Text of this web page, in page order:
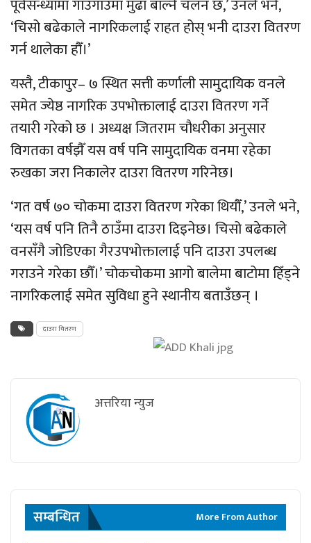
पूर्वसन्ध्यामा गाउँगाउँमा मुढा बाल्ने चलन छ,’ उनले भने‍,
‘चिसो बढेकाले नागरिकलाई राहत होस् भनी दाउरा वितरण
गर्न थालेका हौँ।’
यस्तै, टीकापुर– ७ स्थित सत्ती कर्णाली सामुदायिक वनले
समेत ज्येष्ठ नागरिक उपभोक्तालाई दाउरा वितरण गर्ने
तयारी गरेको छ । अध्यक्ष जितराम चौधरीका अनुसार
विगतका वर्षझैँ यस वर्ष पनि सामुदायिक वनमा रहेका
रुखका जरा निकालेर दाउरा वितरण गरिनेछ।
‘गत वर्ष ७० चोकमा दाउरा वितरण गरेका थियौँ,’ उनले भने,
‘यस वर्ष पनि तिनै ठाउँमा दाउरा दिइनेछ। चिसो बढेकाले
वनसँगै जोडिएका गैरउपभोक्तालाई पनि दाउरा उपलब्ध
गराउने गरेका छौँ।’ चोकचोकमा आगो बालेमा बाटोमा हिँड्ने
नागरिकलाई समेत सुविधा हुने स्थानीय बताउँछन् ।
दाउरा वितरण
अत्तरिया न्युज
सम्बन्धित More From Author